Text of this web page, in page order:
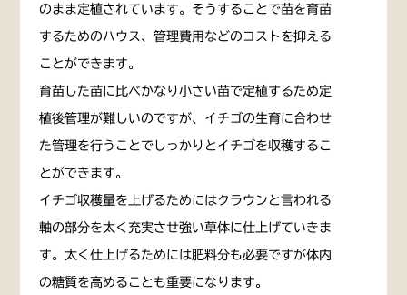
のまま定植されています。そうすることで苗を育苗
するためのハウス、管理費用などのコストを抑える
ことができます。
育苗した苗に比べかなり小さい苗で定植するため定
植後管理が難しいのですが、イチゴの生育に合わせ
た管理を行うことでしっかりとイチゴを収穫するこ
とができます。
イチゴ収穫量を上げるためにはクラウンと言われる
軸の部分を太く充実させ強い草体に仕上げていきま
す。太く仕上げるためには肥料分も必要ですが体内
の糖質を高めることも重要になります。